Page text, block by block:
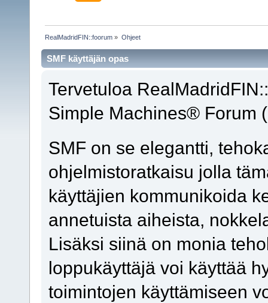
RealMadridFIN::foorum » Ohjeet
SMF käyttäjän opas
Tervetuloa
Simple Machines® Forum
SMF on se elegantti,
ohjelmistoratkaisu jolla
käyttäjien kommunikoida
annetuista aiheista,
Lisäksi siinä on monia
loppukäyttäjä voi käyttää
toimintojen käyttämiseen